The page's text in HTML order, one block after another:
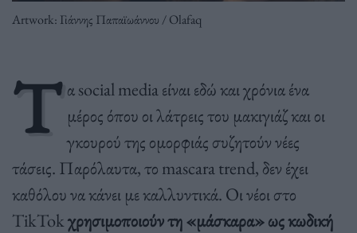
Artwork: Γιάννης Παπαϊωάννου / Olafaq
Τ α social media είναι εδώ και χρόνια ένα
μέρος όπου οι λάτρεις του μακιγιάζ και οι
γκουρού της ομορφιάς συζητούν νέες
τάσεις. Παρόλαυτα, το mascara trend, δεν έχει
καθόλου να κάνει με καλλυντικά. Οι νέοι στο
TikTokχρησιμοποιούν τη «μάσκαρα» ως κωδική